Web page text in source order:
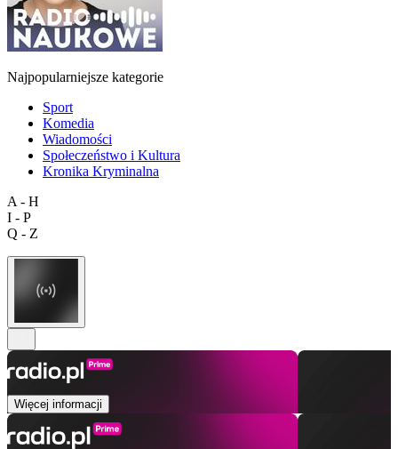
Najpopularniejsze kategorie
Sport
Komedia
Wiadomości
Społeczeństwo i Kultura
Kronika Kryminalna
A - H
I - P
Q - Z
Więcej informacji